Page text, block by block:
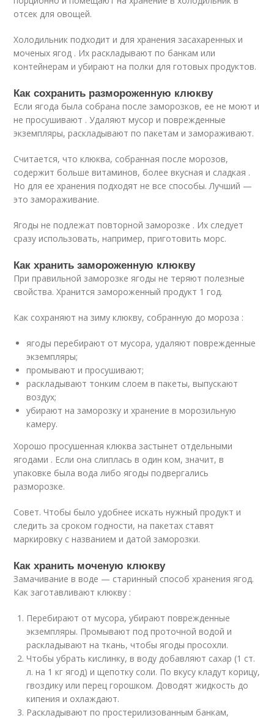
отсек для овощей.
Холодильник подходит и для хранения засахаренных и
моченых ягод . Их раскладывают по банкам или
контейнерам и убирают на полки для готовых продуктов.
Как сохранить размороженную клюкву
Если ягода была собрана после заморозков, ее не моют и
не просушивают . Удаляют мусор и поврежденные
экземпляры, раскладывают по пакетам и замораживают.
Считается, что клюква, собранная после морозов,
содержит больше витаминов, более вкусная и сладкая .
Но для ее хранения подходят не все способы. Лучший —
это замораживание.
Ягоды не подлежат повторной заморозке . Их следует
сразу использовать, например, приготовить морс.
Как хранить замороженную клюкву
При правильной заморозке ягоды не теряют полезные
свойства. Хранится замороженный продукт 1 год.
Как сохраняют на зиму клюкву, собранную до мороза :
ягоды перебирают от мусора, удаляют поврежденные
экземпляры;
промывают и просушивают;
раскладывают тонким слоем в пакеты, выпускают
воздух;
убирают на заморозку и хранение в морозильную
камеру.
Хорошо просушенная клюква застынет отдельными
ягодами . Если она слиплась в один ком, значит, в
упаковке была вода либо ягоды подвергались
разморозке.
Совет. Чтобы было удобнее искать нужный продукт и
следить за сроком годности, на пакетах ставят
маркировку с названием и датой заморозки.
Как хранить моченую клюкву
Замачивание в воде — старинный способ хранения ягод.
Как заготавливают клюкву :
Перебирают от мусора, убирают поврежденные
экземпляры. Промывают под проточной водой и
раскладывают на ткань, чтобы ягоды просохли.
Чтобы убрать кислинку, в воду добавляют сахар (1 ст.
л. на 1 кг ягод) и щепотку соли. По вкусу кладут корицу,
гвоздику или перец горошком. Доводят жидкость до
кипения и охлаждают.
Раскладывают по простерилизованным банкам,